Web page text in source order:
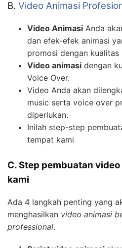
B. Video Animasi
Video Animasi Anda
dan efek-efek animasi
promosi dengan kualitas
Video animasi dengan
Voice Over.
Video Anda akan
music serta voice over
diperlukan.
Inilah step-step
tempat kami
C. Step pembuatan
kami
Ada 4 langkah penting yang
menghasilkan video animasi
professional.